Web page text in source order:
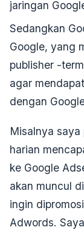
jaringan
Sedangkan
Google, yang
publisher -
agar
dengan
Misalnya
harian
ke Google
akan muncul
ingin
Adwords.